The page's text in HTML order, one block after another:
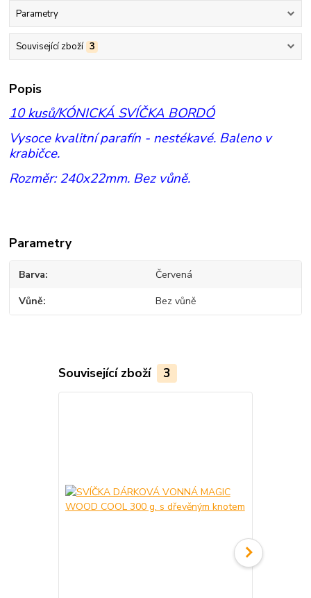
Parametry
Související zboží 3
Popis
10 kusů/KÓNICKÁ SVÍČKA BORDÓ
Vysoce kvalitní parafín - nestékavé. Baleno v
krabičce.
Rozměr: 240x22mm. Bez vůně.
Parametry
Barva Červená
Vůně Bez vůně
Související zboží 3